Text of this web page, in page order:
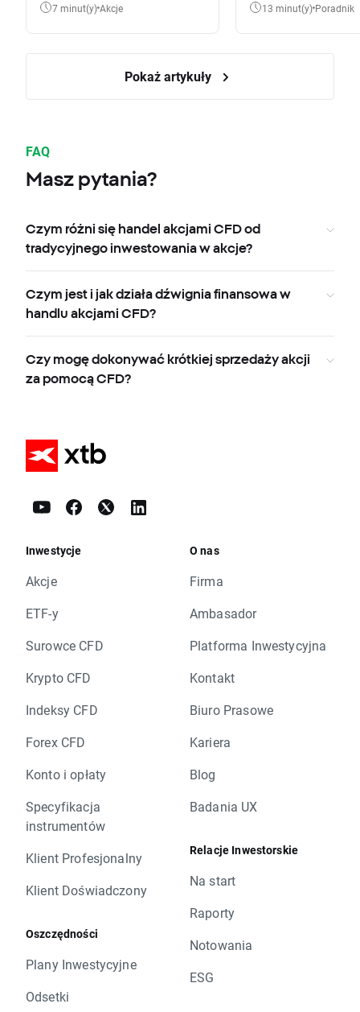
7 minut(y) Akcje 13 minut(y) Poradnik
Pokaż artykuły
FAQ
Masz pytania?
Czym różni się handel akcjami CFD od
tradycyjnego inwestowania w akcje?
Czym jest i jak działa dźwignia finansowa w
handlu akcjami CFD?
Czy mogę dokonywać krótkiej sprzedaży akcji
za pomocą CFD?
Inwestycje
Akcje
ETF-y
Surowce CFD
Krypto CFD
Indeksy CFD
Forex CFD
Konto i opłaty
Specyfikacja
instrumentów
Klient Profesjonalny
Klient Doświadczony
Oszczędności
Plany Inwestycyjne
Odsetki
O nas
Firma
Ambasador
Platforma Inwestycyjna
Kontakt
Biuro Prasowe
Kariera
Blog
Badania UX
Relacje Inwestorskie
Na start
Raporty
Notowania
ESG